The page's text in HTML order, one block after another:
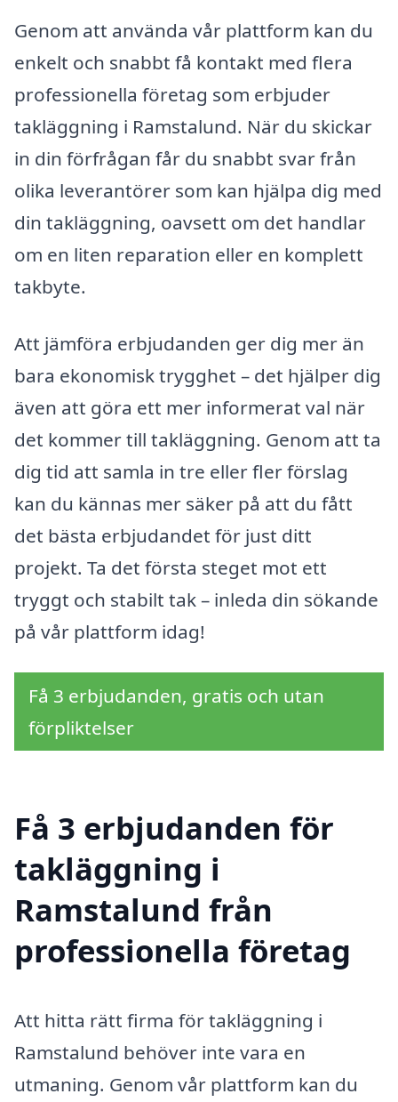
Genom att använda vår plattform kan du
enkelt och snabbt få kontakt med flera
professionella företag som erbjuder
takläggning i Ramstalund. När du skickar
in din förfrågan får du snabbt svar från
olika leverantörer som kan hjälpa dig med
din takläggning, oavsett om det handlar
om en liten reparation eller en komplett
takbyte.
Att jämföra erbjudanden ger dig mer än
bara ekonomisk trygghet – det hjälper dig
även att göra ett mer informerat val när
det kommer till takläggning. Genom att ta
dig tid att samla in tre eller fler förslag
kan du kännas mer säker på att du fått
det bästa erbjudandet för just ditt
projekt. Ta det första steget mot ett
tryggt och stabilt tak – inleda din sökande
på vår plattform idag!
Få 3 erbjudanden, gratis och utan
förpliktelser
Få 3 erbjudanden för
takläggning i
Ramstalund från
professionella företag
Att hitta rätt firma för takläggning i
Ramstalund behöver inte vara en
utmaning. Genom vår plattform kan du